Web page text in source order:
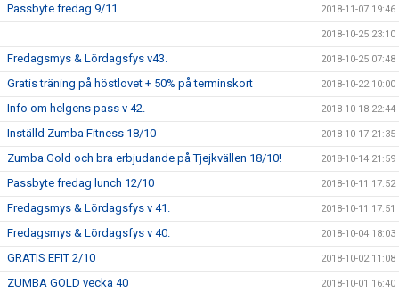
Passbyte fredag 9/11 2018-11-07 19:46
2018-10-25 23:10
Fredagsmys & Lördagsfys v43. 2018-10-25 07:48
Gratis träning på höstlovet + 50% på terminskort 2018-10-22 10:00
Info om helgens pass v 42. 2018-10-18 22:44
Inställd Zumba Fitness 18/10 2018-10-17 21:35
Zumba Gold och bra erbjudande på Tjejkvällen 18/10! 2018-10-14 21:59
Passbyte fredag lunch 12/10 2018-10-11 17:52
Fredagsmys & Lördagsfys v 41. 2018-10-11 17:51
Fredagsmys & Lördagsfys v 40. 2018-10-04 18:03
GRATIS EFIT 2/10 2018-10-02 11:08
ZUMBA GOLD vecka 40 2018-10-01 16:40